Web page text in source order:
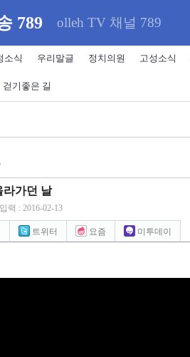
789 olleh TV 채널 789
소식 우리말글 정치의원 고성소식
걷기좋은 길
라가던 날
입력 : 2016-02-13
트위터 요즘 미투데이